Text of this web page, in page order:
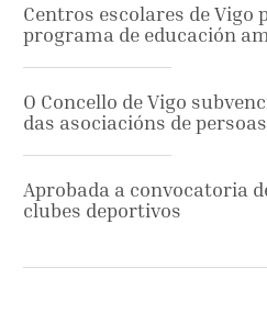
Centros escolares de Vigo
programa de educación
O Concello de Vigo
das asociacións de
Aprobada a convocatoria
clubes deportivos